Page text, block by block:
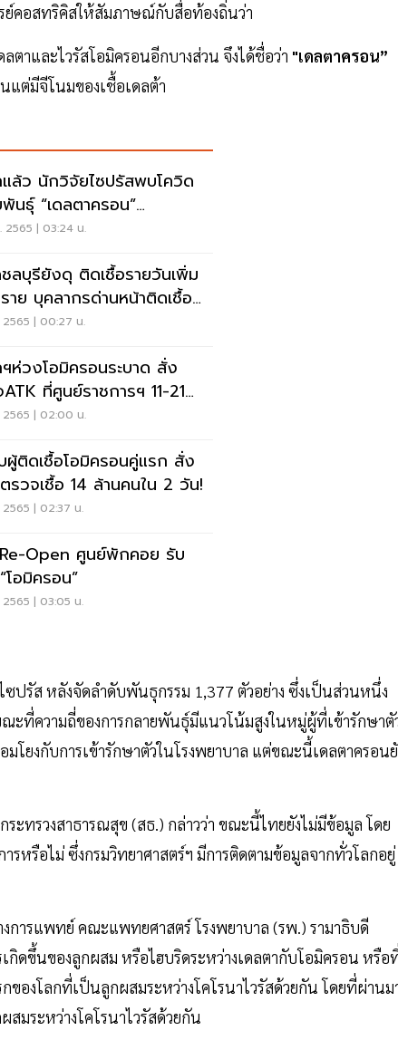
ย์คอสทริคิสให้สัมภาษณ์กับสื่อท้องถิ่นว่า
าและไวรัสโอมิครอนอีกบางส่วน จึงได้ชื่อว่า "เดลตาครอน”
ต่มีจีโนมของเชื้อเดลต้า
ล้ว นักวิจัยไซปรัสพบโควิด
นธุ์ “เดลตาครอน”
2565 | 03:24 น.
ลบุรียังดุ ติดเชื้อรายวันเพิ่ม
าย บุคลากรด่านหน้าติดเชื้อ
2565 | 00:27 น.
ห่วงโอมิครอนระบาด สั่ง
ที่ศูนย์ราชการฯ 11-21
2565 | 02:00 น.
ติดเชื้อโอมิครอนคู่แรก สั่ง
รวจเชื้อ 14 ล้านคนใน 2 วัน!
2565 | 02:37 น.
Open ศูนย์พักคอย รับ
โอมิครอน”
2565 | 03:05 น.
ซปรัส หลังจัดลำดับพันธุกรรม 1,377 ตัวอย่าง ซึ่งเป็นส่วนหนึ่ง
ะที่ความถี่ของการกลายพันธุ์มีแนวโน้มสูงในหมู่ผู้ที่เข้ารักษาตั
โยงกับการเข้ารักษาตัวในโรงพยาบาล แต่ขณะนี้เดลตาครอน
ทรวงสาธารณสุข (สธ.) กล่าวว่า ขณะนี้ไทยยังไม่มีข้อมูล โดย
รหรือไม่ ซึ่งกรมวิทยาศาสตร์ฯ มีการติดตามข้อมูลจากทั่วโลกอยู่
ารแพทย์ คณะแพทยศาสตร์ โรงพยาบาล (รพ.) รามาธิบดี
ดขึ้นของลูกผสม หรือไฮบริดระหว่างเดลตากับโอมิครอน หรือ
องโลกที่เป็นลูกผสมระหว่างโคโรนาไวรัสด้วยกัน โดยที่ผ่านม
สมระหว่างโคโรนาไวรัสด้วยกัน